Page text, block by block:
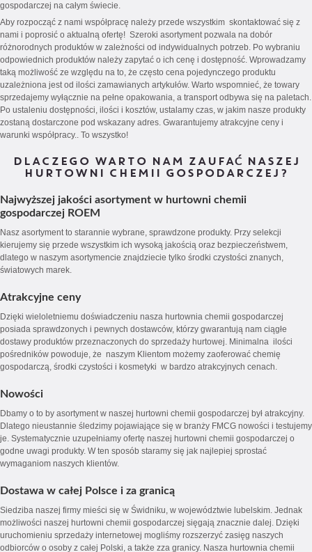
gospodarczej na całym świecie.
Aby rozpocząć z nami współpracę należy przede wszystkim skontaktować się z
nami i poprosić o aktualną ofertę! Szeroki asortyment pozwala na dobór
różnorodnych produktów w zależności od indywidualnych potrzeb. Po wybraniu
odpowiednich produktów należy zapytać o ich cenę i dostępność. Wprowadzamy
taką możliwość ze względu na to, że często cena pojedynczego produktu
uzależniona jest od ilości zamawianych artykułów. Warto wspomnieć, że towary
sprzedajemy wyłącznie na pełne opakowania, a transport odbywa się na paletach.
Po ustaleniu dostępności, ilości i kosztów, ustalamy czas, w jakim nasze produkty
zostaną dostarczone pod wskazany adres. Gwarantujemy atrakcyjne ceny i
warunki współpracy.. To wszystko!
DLACZEGO WARTO NAM ZAUFAĆ NASZEJ
HURTOWNI CHEMII GOSPODARCZEJ?
Najwyższej jakości asortyment w hurtowni chemii
gospodarczej ROEM
Nasz asortyment to starannie wybrane, sprawdzone produkty. Przy selekcji
kierujemy się przede wszystkim ich wysoką jakością oraz bezpieczeństwem,
dlatego w naszym asortymencie znajdziecie tylko środki czystości znanych,
światowych marek.
Atrakcyjne ceny
Dzięki wieloletniemu doświadczeniu nasza hurtownia chemii gospodarczej
posiada sprawdzonych i pewnych dostawców, którzy gwarantują nam ciągłe
dostawy produktów przeznaczonych do sprzedaży hurtowej. Minimalna ilości
pośredników powoduje, że naszym Klientom możemy zaoferować chemię
gospodarczą, środki czystości i kosmetyki w bardzo atrakcyjnych cenach.
Nowości
Dbamy o to by asortyment w naszej hurtowni chemii gospodarczej był atrakcyjny.
Dlatego nieustannie śledzimy pojawiające się w branży FMCG nowości i testujemy
je. Systematycznie uzupełniamy ofertę naszej hurtowni chemii gospodarczej o
godne uwagi produkty. W ten sposób staramy się jak najlepiej sprostać
wymaganiom naszych klientów.
Dostawa w całej Polsce i za granicą
Siedziba naszej firmy mieści się w Świdniku, w województwie lubelskim. Jednak
możliwości naszej hurtowni chemii gospodarczej sięgają znacznie dalej. Dzięki
uruchomieniu sprzedaży internetowej mogliśmy rozszerzyć zasięg naszych
odbiorców o osoby z całej Polski, a także zza granicy. Nasza hurtownia chemii